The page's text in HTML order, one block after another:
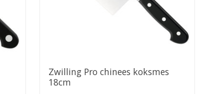
Zwilling Pro chinees koksmes
18cm